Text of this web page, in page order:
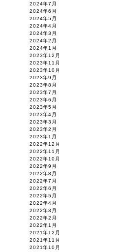
2024年7月
2024年6月
2024年5月
2024年4月
2024年3月
2024年2月
2024年1月
2023年12月
2023年11月
2023年10月
2023年9月
2023年8月
2023年7月
2023年6月
2023年5月
2023年4月
2023年3月
2023年2月
2023年1月
2022年12月
2022年11月
2022年10月
2022年9月
2022年8月
2022年7月
2022年6月
2022年5月
2022年4月
2022年3月
2022年2月
2022年1月
2021年12月
2021年11月
2021年10月